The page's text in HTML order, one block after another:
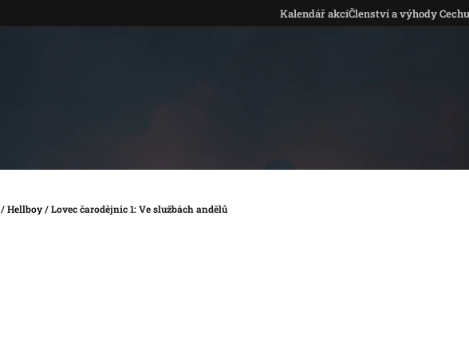
Kalendář akcíČlenství a výhody Cechu
/Hellboy/Lovec čarodějnic 1: Ve službách andělů